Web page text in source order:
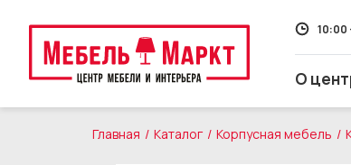
О
10:00
Главная Каталог Корпусная мебель